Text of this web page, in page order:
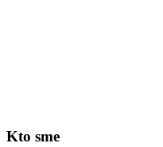
Kto sme